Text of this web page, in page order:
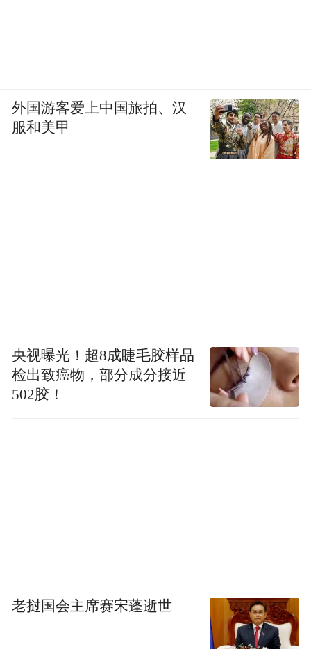
外国游客爱上中国旅拍、汉
服和美甲
央视曝光！超8成睫毛胶样品
检出致癌物，部分成分接近
502胶！
老挝国会主席赛宋蓬逝世